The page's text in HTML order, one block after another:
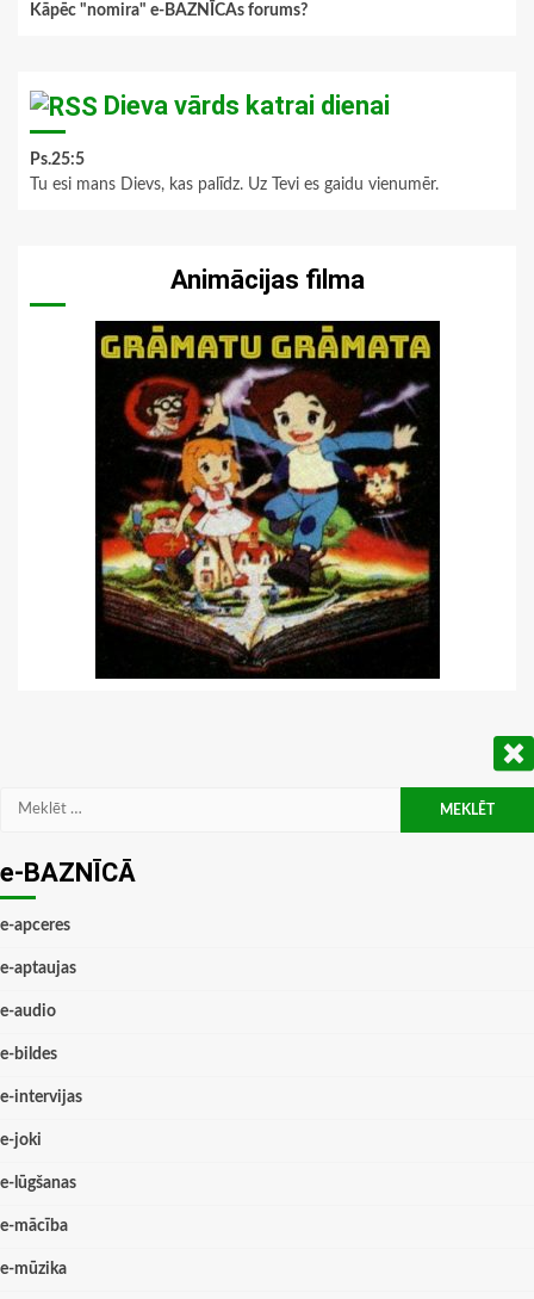
Kāpēc "nomira" e-BAZNĪCAs forums?
Dieva vārds katrai dienai
Ps.25:5
Tu esi mans Dievs, kas palīdz. Uz Tevi es gaidu vienumēr.
Animācijas filma
Meklēt:
e-BAZNĪCĀ
e-apceres
e-aptaujas
e-audio
e-bildes
e-intervijas
e-joki
e-lūgšanas
e-mācība
e-mūzika